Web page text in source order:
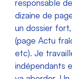
responsable
dizaine de
un dossier
(page Actu
etc). Je
indépendants